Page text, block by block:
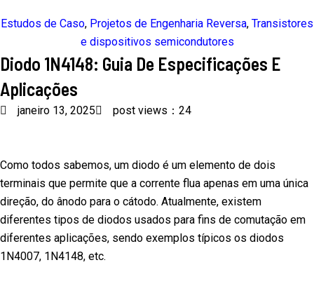
Estudos de Caso, Projetos de Engenharia Reversa, Transistores
e dispositivos semicondutores
Diodo 1N4148: Guia De Especificações E
Aplicações
janeiro 13, 2025 post views：24
Como todos sabemos, um diodo é um elemento de dois
terminais que permite que a corrente flua apenas em uma única
direção, do ânodo para o cátodo. Atualmente, existem
diferentes tipos de diodos usados para fins de comutação em
diferentes aplicações, sendo exemplos típicos os diodos
1N4007, 1N4148, etc.